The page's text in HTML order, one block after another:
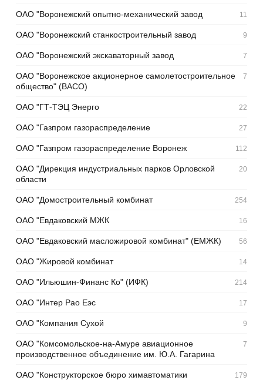
ОАО "Воронежский опытно-механический завод 11
ОАО "Воронежский станкостроительный завод 9
ОАО "Воронежский экскаваторный завод 7
ОАО "Воронежское акционерное самолетостроительное
общество" (ВАСО)
7
ОАО "ГТ-ТЭЦ Энерго 22
ОАО "Газпром газораспределение 27
ОАО "Газпром газораспределение Воронеж 112
ОАО "Дирекция индустриальных парков Орловской
области
20
ОАО "Домостроительный комбинат 254
ОАО "Евдаковский МЖК 16
ОАО "Евдаковский масложировой комбинат" (ЕМЖК) 56
ОАО "Жировой комбинат 14
ОАО "Ильюшин-Финанс Ко" (ИФК) 214
ОАО "Интер Рао Еэс 17
ОАО "Компания Сухой 9
ОАО "Комсомольское-на-Амуре авиационное
производственное объединение им. Ю.А. Гагарина
7
ОАО "Конструкторское бюро химавтоматики 179